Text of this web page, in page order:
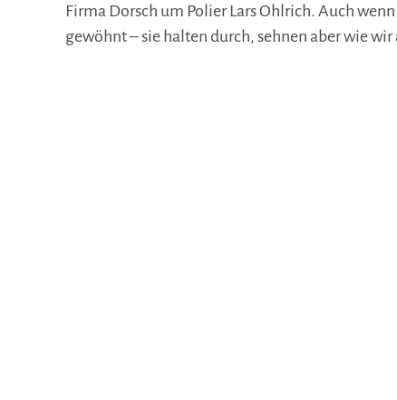
Firma Dorsch um Polier Lars Ohlrich. Auch
gewöhnt – sie halten durch, sehnen aber wie